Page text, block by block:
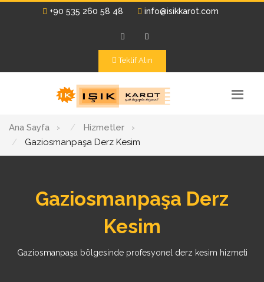
+90 535 260 58 48 info@isikkarot.com
Teklif Alın
Ana Sayfa › Hizmetler
›
Gaziosmanpaşa Derz Kesim
Gaziosmanpaşa Derz
Kesim
Gaziosmanpaşa bölgesinde profesyonel derz kesim hizmeti